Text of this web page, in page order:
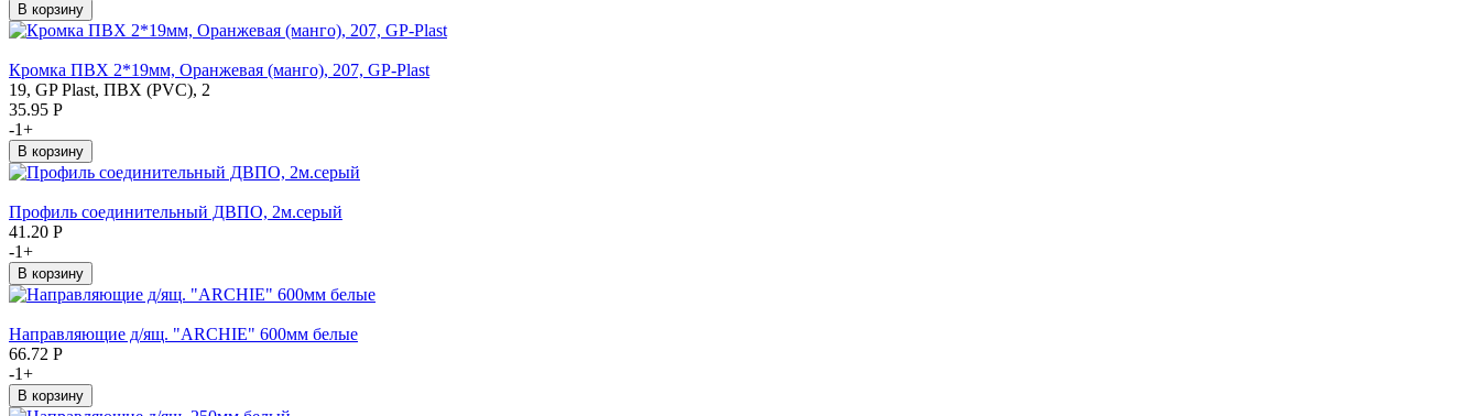
Кромка ПВХ 2*19мм, Оранжевая (манго), 207, GP-Plast
19, GP Plast, ПВХ (PVC), 2
35.95 Р
-1+
Профиль соединительный ДВПО, 2м.серый
41.20 Р
-1+
Направляющие д/ящ. "ARCHIE" 600мм белые
66.72 Р
-1+